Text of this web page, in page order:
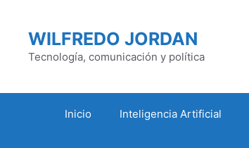
contenidoWILFREDO JORDAN
Tecnología, comunicación y política
Inicio Inteligencia Artificial